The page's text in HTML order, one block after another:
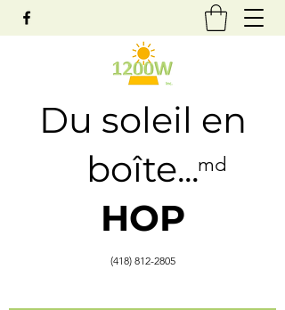
Du soleil en
boîte...
HOP
md
(418) 812-2805